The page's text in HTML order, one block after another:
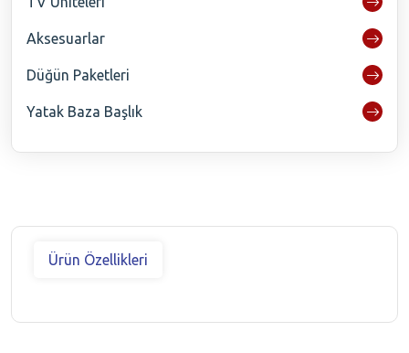
Aksesuarlar
Düğün Paketleri
Yatak Baza Başlık
Ürün Özellikleri